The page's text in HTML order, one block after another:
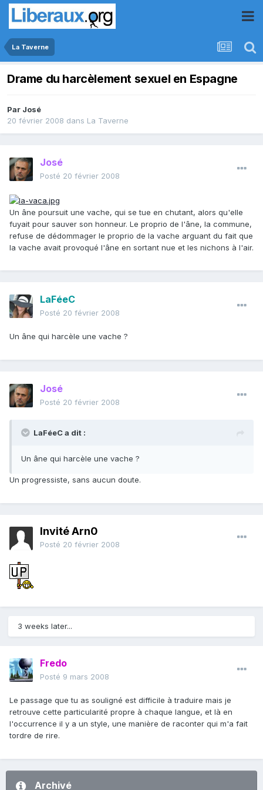
La Taverne
Drame du harcèlement sexuel en Espagne
Par José
20 février 2008 dans La Taverne
José
Posté 20 février 2008
Un âne poursuit une vache, qui se tue en chutant, alors qu'elle
fuyait pour sauver son honneur. Le proprio de l'âne, la commune,
refuse de dédommager le proprio de la vache arguant du fait que
la vache avait provoqué l'âne en sortant nue et les nichons à l'air.
LaFéeC
Posté 20 février 2008
Un âne qui harcèle une vache ?
José
Posté 20 février 2008
LaFéeC a dit :
Un âne qui harcèle une vache ?
Un progressiste, sans aucun doute.
Invité Arn0
Posté 20 février 2008
3 weeks later...
Fredo
Posté 9 mars 2008
Le passage que tu as souligné est difficile à traduire mais je
retrouve cette particularité propre à chaque langue, et là en
l'occurrence il y a un style, une manière de raconter qui m'a fait
tordre de rire.
Archivé